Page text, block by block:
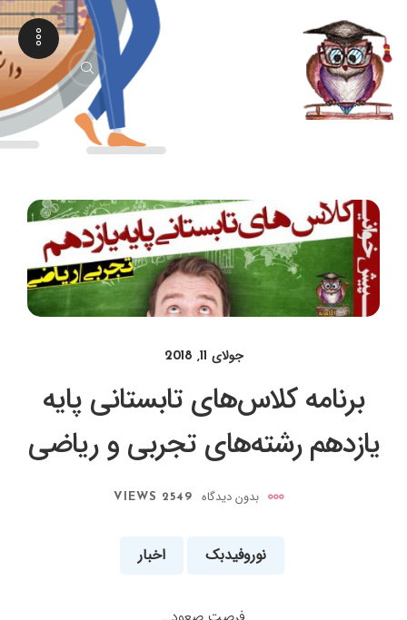
جولای 11, 2018
برنامه کلاس‌های تابستانی پایه
یازدهم رشته‌های تجربی و ریاضی
بدون دیدگاه 2549 VIEWS
اخبار نوروفیدبک